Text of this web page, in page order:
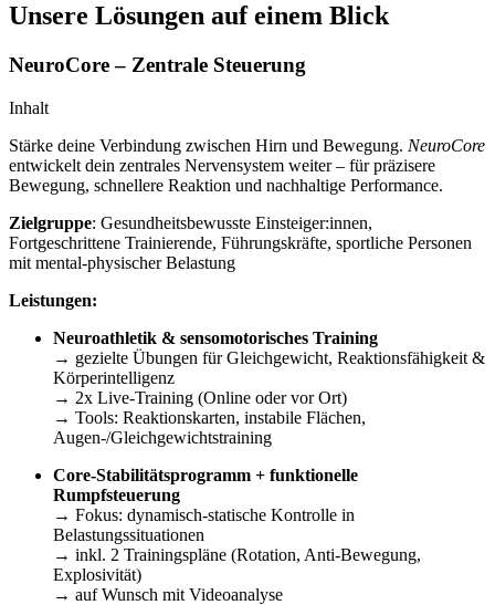
Unsere Lösungen auf einem Blick
NeuroCore – Zentrale Steuerung
Inhalt
Stärke deine Verbindung zwischen Hirn und Bewegung. NeuroCore
entwickelt dein zentrales Nervensystem weiter – für präzisere
Bewegung, schnellere Reaktion und nachhaltige Performance.
Zielgruppe: Gesundheitsbewusste Einsteiger:innen,
Fortgeschrittene Trainierende, Führungskräfte, sportliche Personen
mit mental-physischer Belastung
Leistungen:
Neuroathletik & sensomotorisches Training
→ gezielte Übungen für Gleichgewicht, Reaktionsfähigkeit &
Körperintelligenz
→ 2x Live-Training (Online oder vor Ort)
→ Tools: Reaktionskarten, instabile Flächen,
Augen-/Gleichgewichtstraining
Core-Stabilitätsprogramm + funktionelle
Rumpfsteuerung
→ Fokus: dynamisch-statische Kontrolle in
Belastungssituationen
→ inkl. 2 Trainingspläne (Rotation, Anti-Bewegung,
Explosivität)
→ auf Wunsch mit Videoanalyse